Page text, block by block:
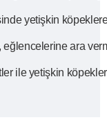
yetişkin
ara
ile yetişkin